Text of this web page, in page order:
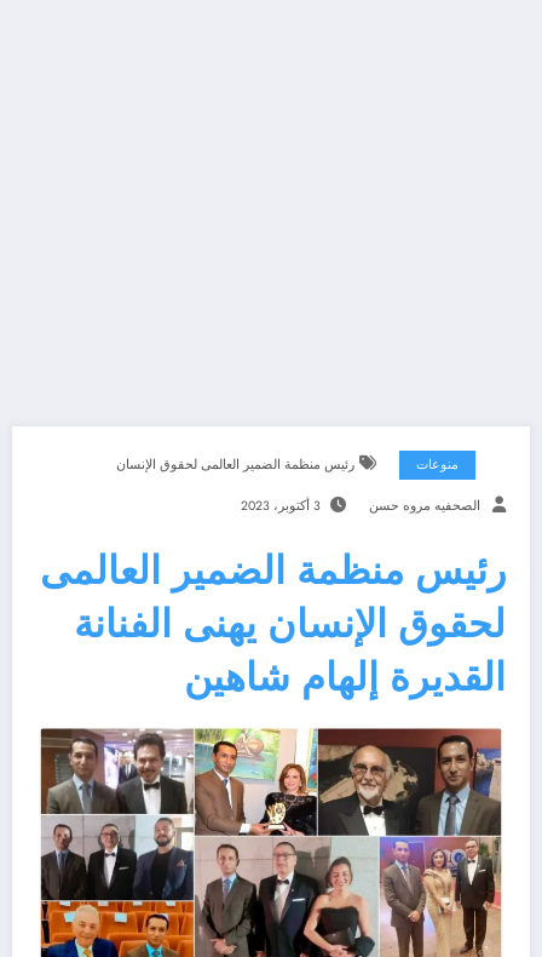
منوعات رئيس منظمة الضمير العالمى لحقوق الإنسان
الصحفيه مروه حسن 3 أكتوبر، 2023
رئيس منظمة الضمير العالمى
لحقوق الإنسان يهنى الفنانة
القديرة إلهام شاهين